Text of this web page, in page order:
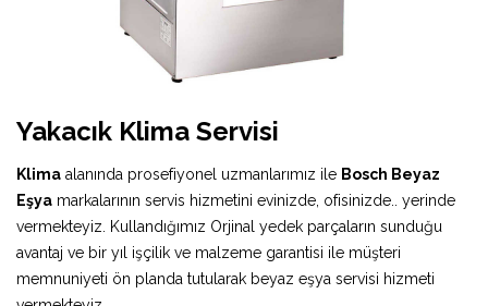
Yakacık Klima Servisi
Klima alanında prosefiyonel uzmanlarımız ile Bosch Beyaz
Eşya markalarının servis hizmetini evinizde, ofisinizde.. yerinde
vermekteyiz. Kullandığımız Orjinal yedek parçaların sunduğu
avantaj ve bir yıl işçilik ve malzeme garantisi ile müşteri
memnuniyeti ön planda tutularak beyaz eşya servisi hizmeti